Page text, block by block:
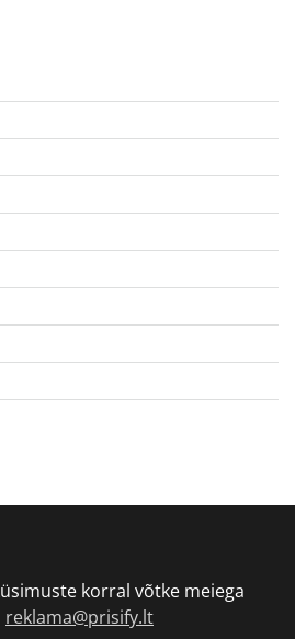
korral võtke meiega
reklama@prisify.lt